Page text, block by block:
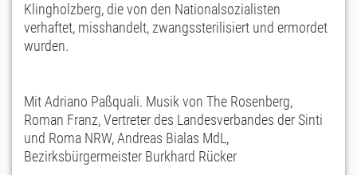
Klingholzberg, die von den Nationalsozialisten
verhaftet, misshandelt, zwangssterilisiert und ermordet
wurden.
Mit Adriano Paßquali. Musik von The Rosenberg,
Roman Franz, Vertreter des Landesverbandes der Sinti
und Roma NRW, Andreas Bialas MdL,
Bezirksbürgermeister Burkhard Rücker